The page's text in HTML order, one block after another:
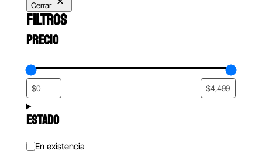
Cerrar
FILTROS
PRECIO
ESTADO
Estado
En existencia